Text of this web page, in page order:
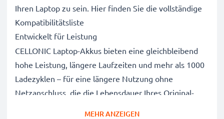
Ihren Laptop zu sein. Hier finden Sie die vollständige
Kompatibilitätsliste
Entwickelt für Leistung
CELLONIC Laptop-Akkus bieten eine gleichbleibend
hohe Leistung, längere Laufzeiten und mehr als 1000
Ladezyklen – für eine längere Nutzung ohne
Netzanschluss, die die Lebensdauer Ihres Original-
MEHR ANZEIGEN